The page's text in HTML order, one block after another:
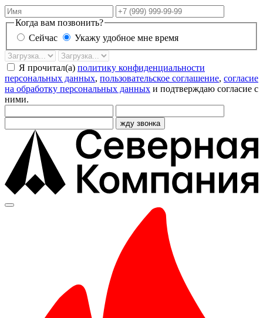
Имя
Телефон
Когда вам позвонить?
Сейчас
Укажу удобное мне время
Дата
звонка
Время
Я прочитал(а) политику конфиденциальности
персональных данных, пользовательское соглашение, согласие
на обработку персональных данных и подтверждаю согласие с
ними.
жду звонка